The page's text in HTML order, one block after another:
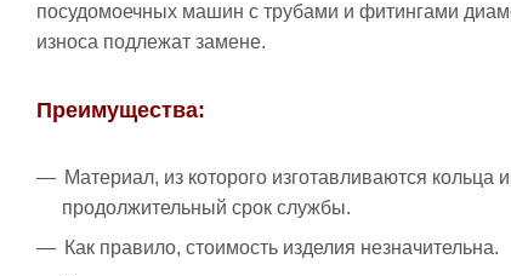
посудомоечных машин с трубами и фитингами
износа подлежат замене.
Преимущества:
Материал, из которого изготавливаются кольца
продолжительный срок службы.
Как правило, стоимость изделия незначительна.